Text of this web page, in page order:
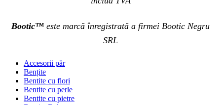
Bootic™ este marcă înregistrată a firmei Bootic Negru
SRL
Accesorii păr
Bențite
Bentite cu flori
Bentite cu perle
Bentite cu pietre